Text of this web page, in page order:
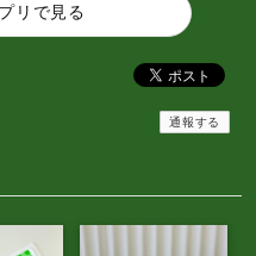
リで見る
通報する